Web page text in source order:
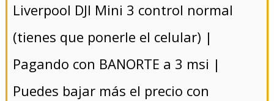
Liverpool DJI Mini 3 control normal
(tienes que ponerle el celular) |
Pagando con BANORTE a 3 msi |
Puedes bajar más el precio con